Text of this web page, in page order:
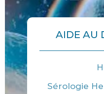
AIDE AU
Sérologie